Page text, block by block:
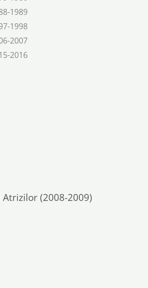
1989
1998
2007
2016
Atrizilor (2008-2009)